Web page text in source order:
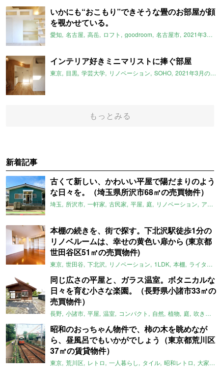
いかにも“おこもり”できそうな畳のお部屋が顔
を覗かせている。
愛知 名古屋 高岳 ロフト goodroom 名古屋市 2021年3月のおすすめ
インテリア好きミニマリストに捧ぐ部屋
東京 目黒 学芸大学 リノベーション SOHO 2021年3月のおすすめ
もっとみる
新着記事
古くて新しい、かわいい平屋で陽だまりのよう
な日々を。（埼玉県所沢市68㎡の売買物件）
埼玉 所沢市 一軒家 古民家 平屋 庭 リノベーション アメリカンハウス
本棚の続きを、街で探す。下北沢駅徒歩1分の
リノベルームは、幸せの黄色い扉から (東京都
世田谷区51㎡の売買物件)
東京 世田谷 下北沢 リノベーション 1LDK 本棚 ライター：ほしりょうこ
同じ広さの平屋と、ガラス温室。ボタニカルな
日々を育む小さな楽園。（長野県小諸市33㎡の
売買物件）
長野 小諸市 平屋 温室 コンパクト 自然 植物 庭 吹き抜け
昭和のおっちゃん物件で、柿の木を眺めなが
ら、昼風呂でもいかがでしょう（東京都荒川区
37㎡の賃貸物件）
東京 荒川区 レトロ 一人暮らし タイル 昭和レトロ 大家女子